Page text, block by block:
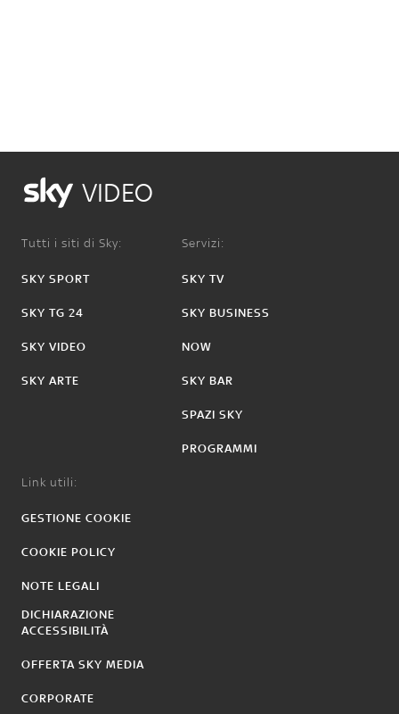
VIDEO
Tutti i siti di Sky:
SKY SPORT
SKY TG 24
SKY VIDEO
SKY ARTE
Servizi:
SKY TV
SKY BUSINESS
NOW
SKY BAR
SPAZI SKY
PROGRAMMI
Link utili:
GESTIONE COOKIE
COOKIE POLICY
NOTE LEGALI
DICHIARAZIONE
ACCESSIBILITÀ
OFFERTA SKY MEDIA
CORPORATE